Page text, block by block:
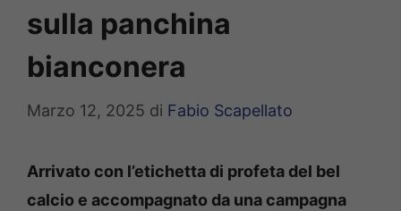
sulla panchina
bianconera
Marzo 12, 2025 di Fabio Scapellato
Arrivato con l’etichetta di profeta del bel
calcio e accompagnato da una campagna